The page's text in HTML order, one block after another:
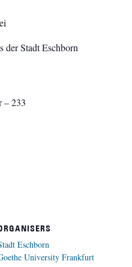
der Stadt Eschborn
– 233
Eschborn
University Frankfurt